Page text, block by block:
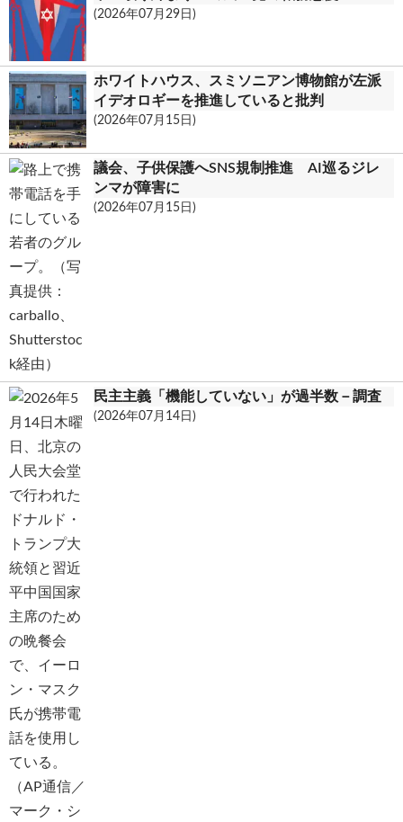
(2026年07月29日)
ホワイトハウス、スミソニアン博物館が左派
イデオロギーを推進していると批判
(2026年07月15日)
議会、子供保護へSNS規制推進 AI巡るジレ
ンマが障害に
(2026年07月15日)
民主主義「機能していない」が過半数－調査
(2026年07月14日)